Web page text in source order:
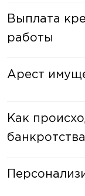
Выплата
работы
Арест
Как
банкротства